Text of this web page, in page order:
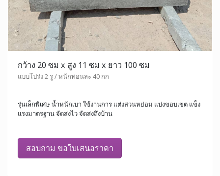
กว้าง 20 ซม x สูง 11 ซม x ยาว 100 ซม
แบบโปร่ง 2 รู / หนักท่อนละ 40 กก
รุ่นเล็กพิเศษ น้ำหนักเบา ใช้งานการ แต่งสวนหย่อม แบ่งขอบเขต แข็ง
แรงมาตรฐาน จัดส่งไว จัดส่งถึงบ้าน
สอบถาม ขอใบเสนอราคา